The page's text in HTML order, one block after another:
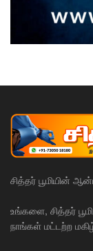
சித்தர் பூமியின்
உங்களை, சித்தர்
நாங்கள் மட்டற்ற